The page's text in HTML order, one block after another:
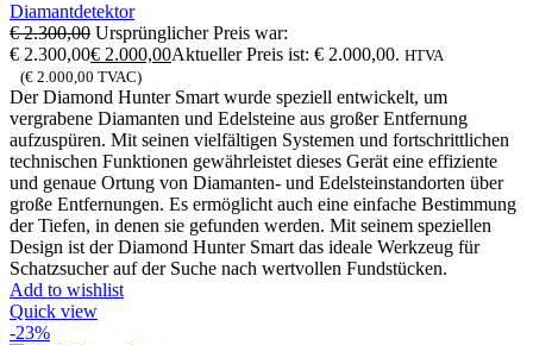
Diamantdetektor
€2.300,00 Ursprünglicher Preis war:
€ 2.300,00€ 2.000,00Aktueller Preis ist: € 2.000,00. HTVA
(€ 2.000,00 TVAC)
Der Diamond Hunter Smart wurde speziell entwickelt, um
vergrabene Diamanten und Edelsteine ​​aus großer Entfernung
aufzuspüren. Mit seinen vielfältigen Systemen und fortschrittlichen
technischen Funktionen gewährleistet dieses Gerät eine effiziente
und genaue Ortung von Diamanten- und Edelsteinstandorten über
große Entfernungen. Es ermöglicht auch eine einfache Bestimmung
der Tiefen, in denen sie gefunden werden. Mit seinem speziellen
Design ist der Diamond Hunter Smart das ideale Werkzeug für
Schatzsucher auf der Suche nach wertvollen Fundstücken.
Add to wishlist
Quick view
-23%